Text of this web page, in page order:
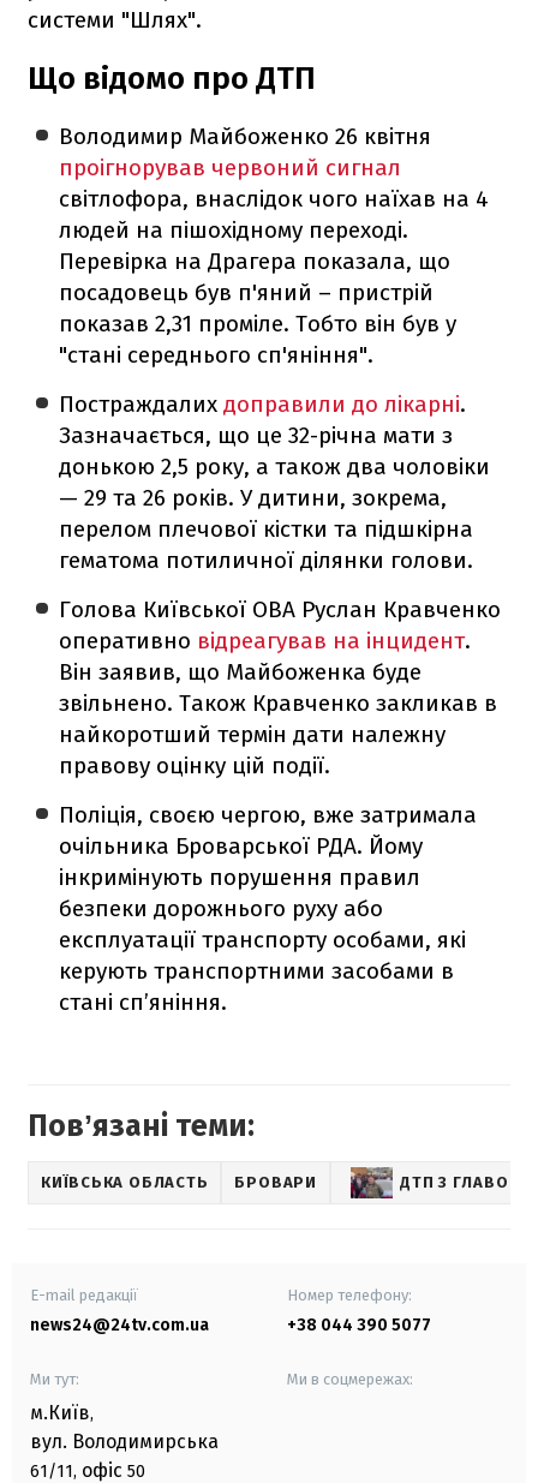
системи "Шлях".
Що відомо про ДТП
Володимир Майбоженко 26 квітня
проігнорував червоний сигнал
світлофора, внаслідок чого наїхав на 4
людей на пішохідному переході.
Перевірка на Драгера показала, що
посадовець був п'яний – пристрій
показав 2,31 проміле. Тобто він був у
"стані середнього сп'яніння".
Постраждалихдоправили до лікарні.
Зазначається, що це 32-річна мати з
донькою 2,5 року, а також два чоловіки
— 29 та 26 років. У дитини, зокрема,
перелом плечової кістки та підшкірна
гематома потиличної ділянки голови.
Голова Київської ОВА Руслан Кравченко
оперативно відреагував на інцидент.
Він заявив, що Майбоженка буде
звільнено. Також Кравченко закликав в
найкоротший термін дати належну
правову оцінку цій події.
Поліція, своєю чергою, вже затримала
очільника Броварської РДА. Йому
інкримінують порушення правил
безпеки дорожнього руху або
експлуатації транспорту особами, які
керують транспортними засобами в
стані сп’яніння.
Повʼязані теми:
КИЇВСЬКА ОБЛАСТЬ БРОВАРИ ДТП З ГЛАВОЮ
E-mail редакції
news24@24tv.com.ua
Номер телефону:
+38 044 390 5077
Ми тут:
м.Київ,
вул. Володимирська
61/11, офіс 50
Ми в соцмережах: